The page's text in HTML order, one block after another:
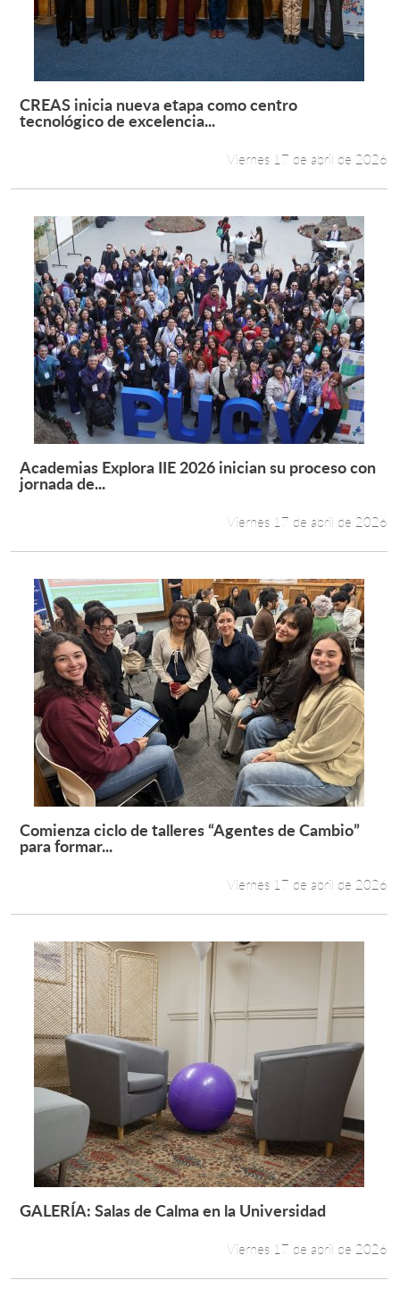
Leer más +
CREAS inicia nueva etapa como centro
tecnológico de excelencia...
Viernes 17 de abril de 2026
Leer más +
Academias Explora IIE 2026 inician su proceso con
jornada de...
Viernes 17 de abril de 2026
Leer más +
Comienza ciclo de talleres “Agentes de Cambio”
para formar...
Viernes 17 de abril de 2026
Leer más +
GALERÍA: Salas de Calma en la Universidad
Viernes 17 de abril de 2026